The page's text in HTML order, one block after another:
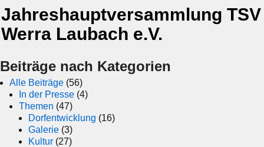
Jahreshauptversammlung TSV
Werra Laubach e.V.
Beiträge nach Kategorien
Alle Beiträge (56)
In der Presse (4)
Themen (47)
Dorfentwicklung (16)
Galerie (3)
Kultur (27)